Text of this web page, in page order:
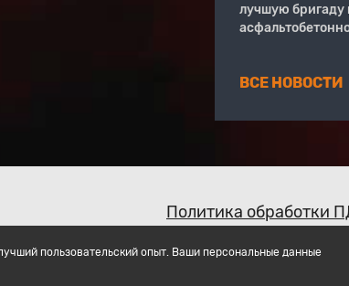
лучшую бригаду
ВСЕ НОВОСТИ
Политика обработки
пользовательский опыт. Ваши персональные данные